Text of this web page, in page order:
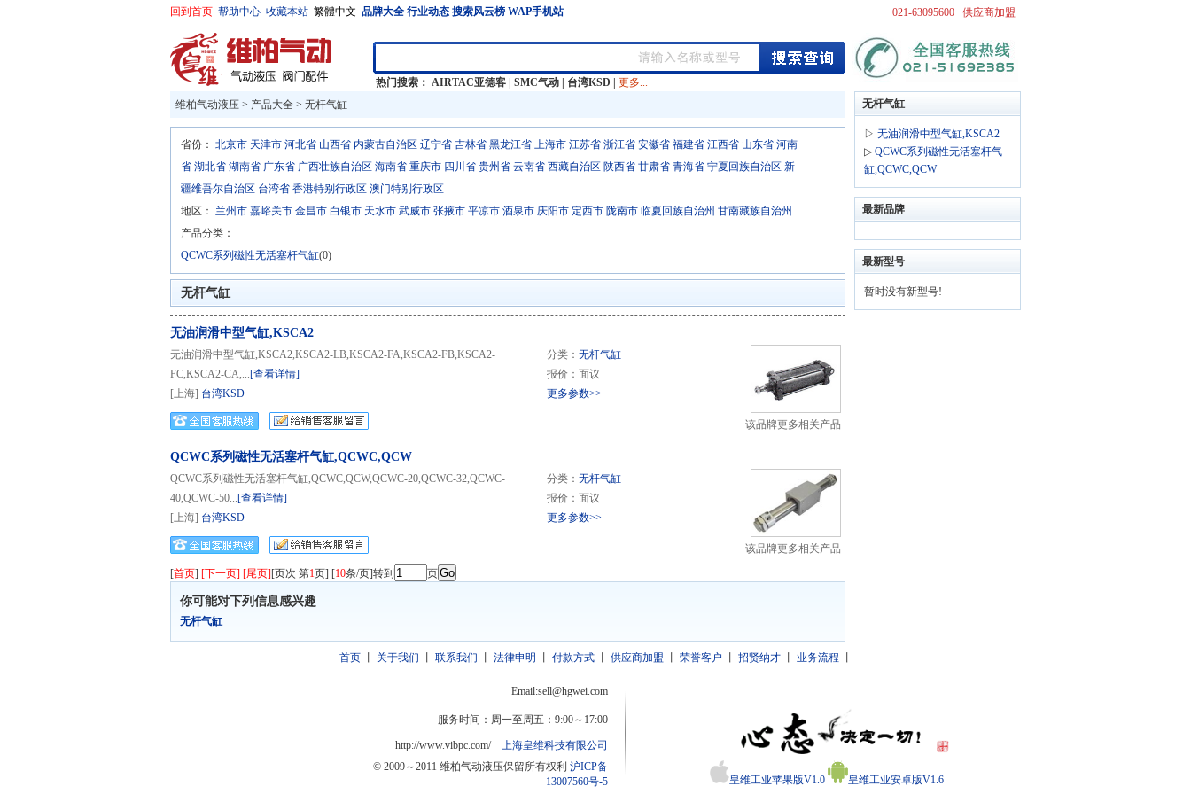
回到首页 帮助中心 收藏本站 繁體中文 品牌大全 行业动态 搜索风云榜 WAP手机站 供应商加盟
021-63095600
热门搜索： AIRTAC亚德客 SMC气动 台湾KSD
更多...
维柏气动液压 > 产品大全 > 无杆气缸
省份： 北京市 天津市 河北省 山西省 内蒙古自治区 辽宁省 吉林省 黑龙江省 上海市 江苏省 浙江省 安徽省 福建省 江西省 山东省 河南
省 湖北省 湖南省 广东省 广西壮族自治区 海南省 重庆市 四川省 贵州省 云南省 西藏自治区 陕西省 甘肃省 青海省 宁夏回族自治区 新
疆维吾尔自治区 台湾省 香港特别行政区 澳门特别行政区
地区： 兰州市 嘉峪关市 金昌市 白银市 天水市 武威市 张掖市 平凉市 酒泉市 庆阳市 定西市 陇南市 临夏回族自治州 甘南藏族自治州
产品分类：
QCWC系列磁性无活塞杆气缸(0)
无杆气缸
无油润滑中型气缸,KSCA2
无油润滑中型气缸,KSCA2,KSCA2-LB,KSCA2-FA,KSCA2-FB,KSCA2-
FC,KSCA2-CA,...[查看详情]
[上海] 台湾KSD
分类： 无杆气缸
报价：面议
更多参数>>
该品牌更多相关产品
QCWC系列磁性无活塞杆气缸,QCWC,QCW
QCWC系列磁性无活塞杆气缸,QCWC,QCW,QCWC-20,QCWC-32,QCWC-
40,QCWC-50...[查看详情]
[上海] 台湾KSD
分类： 无杆气缸
报价：面议
更多参数>>
该品牌更多相关产品
[首页] [下一页] [尾页][页次 第1页] [10条/页]转到 页
你可能对下列信息感兴趣
无杆气缸
无杆气缸
▷ 无油润滑中型气缸,KSCA2
▷ QCWC系列磁性无活塞杆气
缸,QCWC,QCW
最新品牌
最新型号
暂时没有新型号!
首页丨 关于我们 联系我们 法律申明 付款方式丨 供应商加盟 荣誉客户 招贤纳才丨 业务流程
Email:sell@hgwei.com
服务时间：周一至周五：9:00～17:00
http://www.vibpc.com/ 上海皇维科技有限公司
© 2009～2011 维柏气动液压保留所有权利 沪ICP备
13007560号-5
皇维工业苹果版V1.0 皇维工业安卓版V1.6